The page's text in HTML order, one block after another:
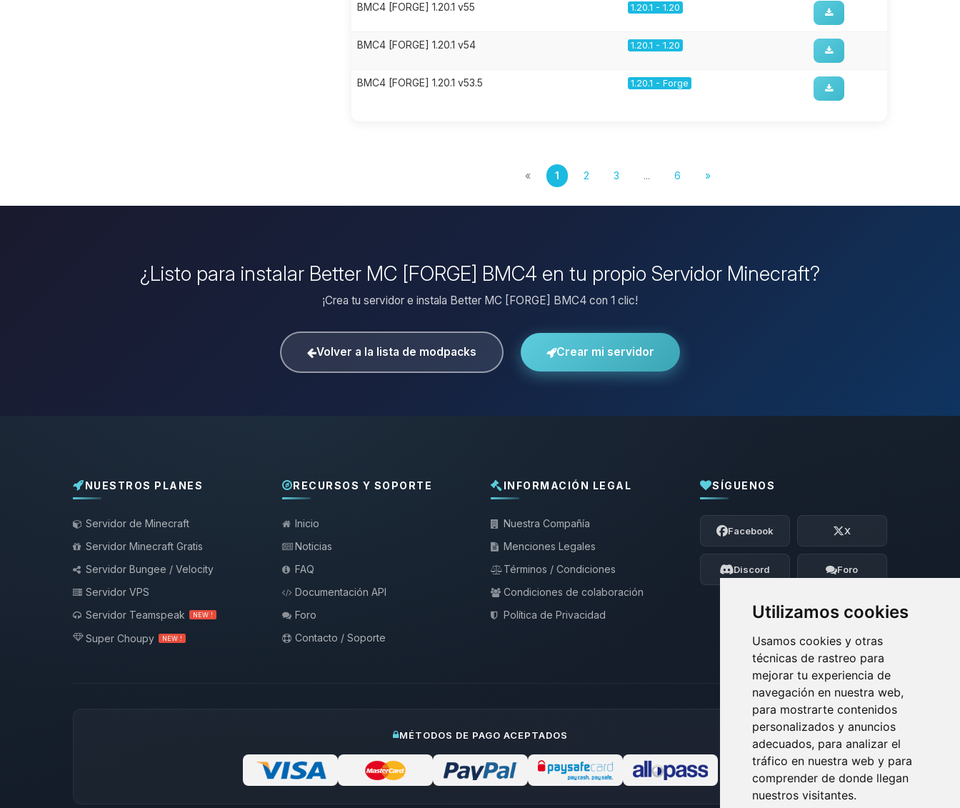
Utilizamos cookies
Usamos cookies y otras
técnicas de rastreo para
mejorar tu experiencia de
navegación en nuestra web,
para mostrarte contenidos
personalizados y anuncios
adecuados, para analizar el
tráfico en nuestra web y para
comprender de donde llegan
nuestros visitantes.
BMC4 [FORGE] 1.20.1 v55 1.20.1 - 1.20
BMC4 [FORGE] 1.20.1 v54 1.20.1 - 1.20
BMC4 [FORGE] 1.20.1 v53.5 1.20.1 - Forge
« 1 2 3 ... 6 »
¿Listo para instalar Better MC [FORGE] BMC4 en tu propio Servidor Minecraft?
¡Crea tu servidor e instala Better MC [FORGE] BMC4 con 1 clic!
Volver a la lista de modpacks Crear mi servidor
NUESTROS PLANES
Servidor de Minecraft
Servidor Minecraft Gratis
Servidor Bungee / Velocity
Servidor VPS
Servidor Teamspeak
NEW !
Super Choupy NEW !
RECURSOS Y SOPORTE
Inicio
Noticias
FAQ
Documentación API
Foro
Contacto / Soporte
INFORMACIÓN LEGAL
Nuestra Compañía
Menciones Legales
Términos / Condiciones
Condiciones de colaboración
Política de Privacidad
SÍGUENOS
Facebook X
Discord Foro
MÉTODOS DE PAGO ACEPTADOS
Yupi, por fin alguien con quien hablar!
Soy Choupy, tu pequeno asistente de
BoxToPlay. Cuentame que necesitas y
moveré mis pequenos circuitos para
ayudarte.
09/08/2026 11:42